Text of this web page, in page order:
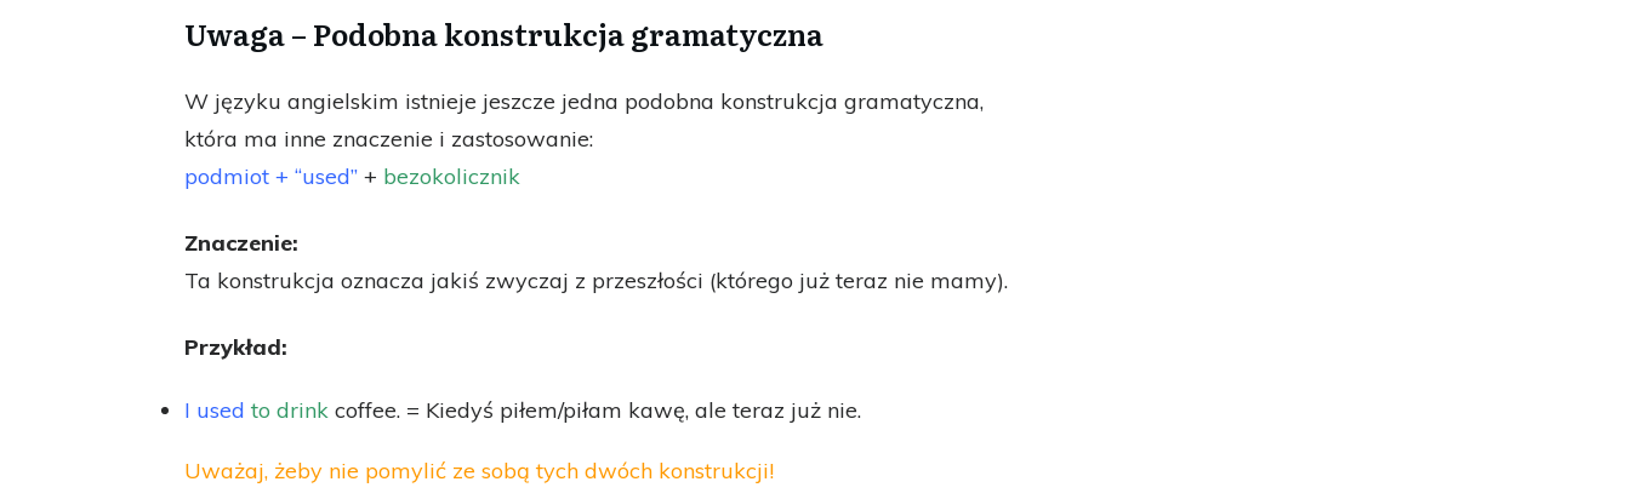
Uwaga – Podobna konstrukcja gramatyczna
W języku angielskim istnieje jeszcze jedna podobna konstrukcja gramatyczna,
która ma inne znaczenie i zastosowanie:
podmiot + “used” + bezokolicznik
Znaczenie:
Ta konstrukcja oznacza jakiś zwyczaj z przeszłości (którego już teraz nie mamy).
Przykład:
I used to drink coffee. = Kiedyś piłem/piłam kawę, ale teraz już nie.
Uważaj, żeby nie pomylić ze sobą tych dwóch konstrukcji!